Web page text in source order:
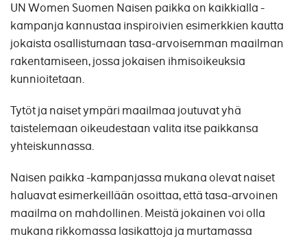
UN Women Suomen Naisen paikka on kaikkialla -
kampanja kannustaa inspiroivien esimerkkien kautta
jokaista osallistumaan tasa-arvoisemman maailman
rakentamiseen, jossa jokaisen ihmisoikeuksia
kunnioitetaan.
Tytöt ja naiset ympäri maailmaa joutuvat yhä
taistelemaan oikeudestaan valita itse paikkansa
yhteiskunnassa.
Naisen paikka -kampanjassa mukana olevat naiset
haluavat esimerkeillään osoittaa, että tasa-arvoinen
maailma on mahdollinen. Meistä jokainen voi olla
mukana rikkomassa lasikattoja ja murtamassa